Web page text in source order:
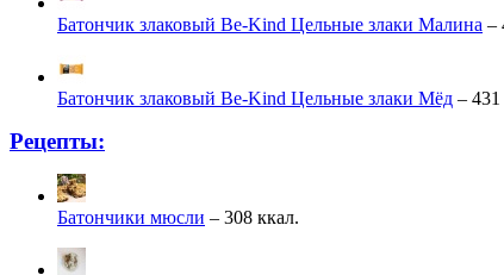
Батончик злаковый Be-Kind Цельные злаки Малина –
Батончик злаковый Be-Kind Цельные злаки Мёд – 431
Рецепты:
Батончики мюсли – 308 ккал.